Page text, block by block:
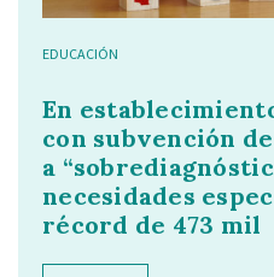
EDUCACIÓN
En
con subvención
a
necesidades
récord de 473 mil